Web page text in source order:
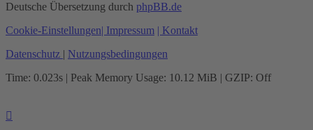
Deutsche Übersetzung durch phpBB.de
Cookie-Einstellungen| Impressum | Kontakt
Datenschutz | Nutzungsbedingungen
Time: 0.023s | Peak Memory Usage: 10.12 MiB | GZIP: Off